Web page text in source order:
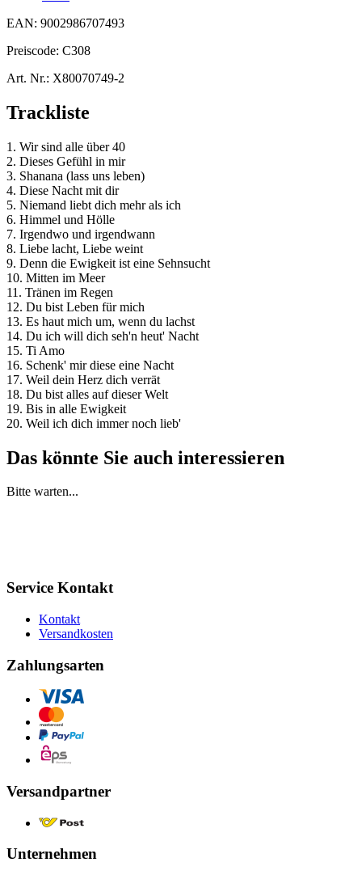
EAN: 9002986707493
Preiscode: C308
Art. Nr.: X80070749-2
Trackliste
1. Wir sind alle über 40
2. Dieses Gefühl in mir
3. Shanana (lass uns leben)
4. Diese Nacht mit dir
5. Niemand liebt dich mehr als ich
6. Himmel und Hölle
7. Irgendwo und irgendwann
8. Liebe lacht, Liebe weint
9. Denn die Ewigkeit ist eine Sehnsucht
10. Mitten im Meer
11. Tränen im Regen
12. Du bist Leben für mich
13. Es haut mich um, wenn du lachst
14. Du ich will dich seh'n heut' Nacht
15. Ti Amo
16. Schenk' mir diese eine Nacht
17. Weil dein Herz dich verrät
18. Du bist alles auf dieser Welt
19. Bis in alle Ewigkeit
20. Weil ich dich immer noch lieb'
Das könnte Sie auch interessieren
Bitte warten...
Service Kontakt
Kontakt
Versandkosten
Zahlungsarten
Versandpartner
Unternehmen